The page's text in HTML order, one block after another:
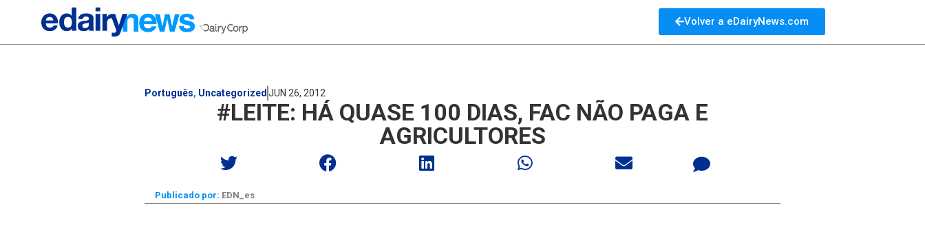
Volver a eDairyNews.com
Português, Uncategorized JUN 26, 2012
#LEITE: HÁ QUASE 100 DIAS, FAC NÃO PAGA E
AGRICULTORES
Publicado por: EDN_es